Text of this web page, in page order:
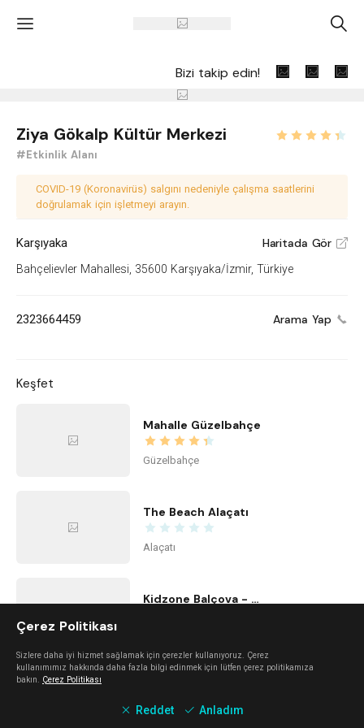
' A
Bizi takip edin!
Ziya Gökalp Kültür Merkezi
#Etkinlik Alanı
COVID-19 (Koronavirüs) salgını nedeniyle çalışma saatlerini
doğrulamak için işletmeyi arayın.
Karşıyaka Haritada Gör V
Bahçelievler Mahallesi, 35600 Karşıyaka/İzmir, Türkiye
2323664459 Arama Yap
Keşfet
Mahalle Güzelbahçe
Güzelbahçe
The Beach Alaçatı
Alaçatı
Kidzone Balçova - Çocuk Gelişim ve Aktivite Merkezi
Çerez Politikası
Sizlere daha iyi hizmet sağlamak için çerezler kullanıyoruz. Çerez
kullanımımız hakkında daha fazla bilgi edinmek için lütfen çerez politikamıza
bakın. Çerez Politikası
Reddet Anladım